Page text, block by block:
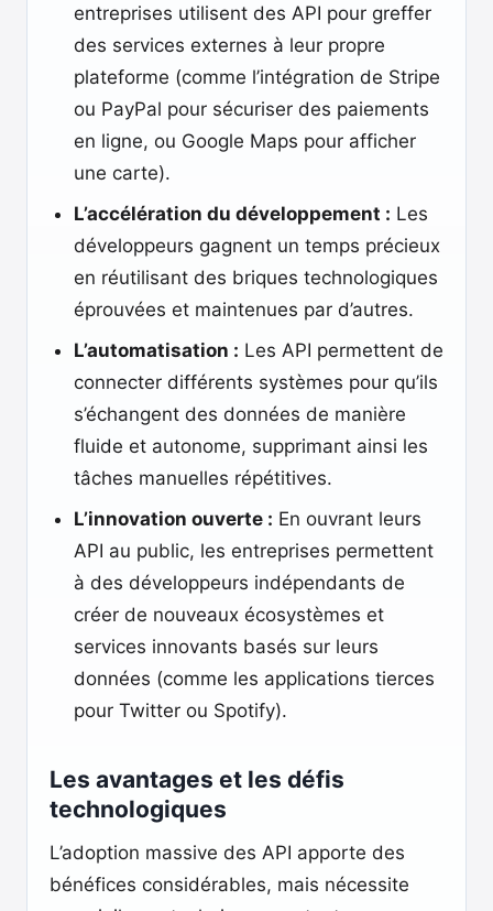
entreprises utilisent des API pour greffer
des services externes à leur propre
plateforme (comme l’intégration de Stripe
ou PayPal pour sécuriser des paiements
en ligne, ou Google Maps pour afficher
une carte).
L’accélération du développement : Les
développeurs gagnent un temps précieux
en réutilisant des briques technologiques
éprouvées et maintenues par d’autres.
L’automatisation : Les API permettent de
connecter différents systèmes pour qu’ils
s’échangent des données de manière
fluide et autonome, supprimant ainsi les
tâches manuelles répétitives.
L’innovation ouverte : En ouvrant leurs
API au public, les entreprises permettent
à des développeurs indépendants de
créer de nouveaux écosystèmes et
services innovants basés sur leurs
données (comme les applications tierces
pour Twitter ou Spotify).
Les avantages et les défis
technologiques
L’adoption massive des API apporte des
bénéfices considérables, mais nécessite